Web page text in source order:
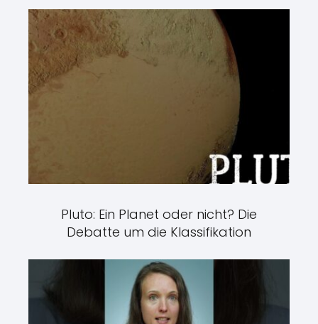
Pluto: Ein Planet oder nicht? Die
Debatte um die Klassifikation